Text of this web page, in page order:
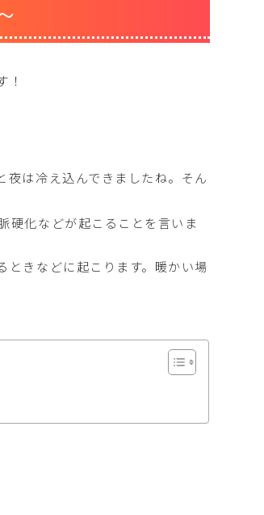
！
は冷え込んできましたね。そん
硬化などが起こることを言いま
ときなどに起こります。暖かい場